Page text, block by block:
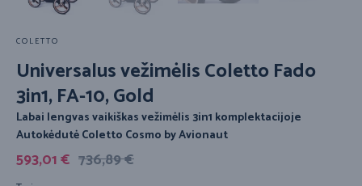
COLETTO
Universalus vežimėlis Coletto Fado
3in1, FA-10, Gold
Labai lengvas vaikiškas vežimėlis 3in1 komplektacijoje
Autokėdutė Coletto Cosmo by Avionaut
736,89€
593,01€